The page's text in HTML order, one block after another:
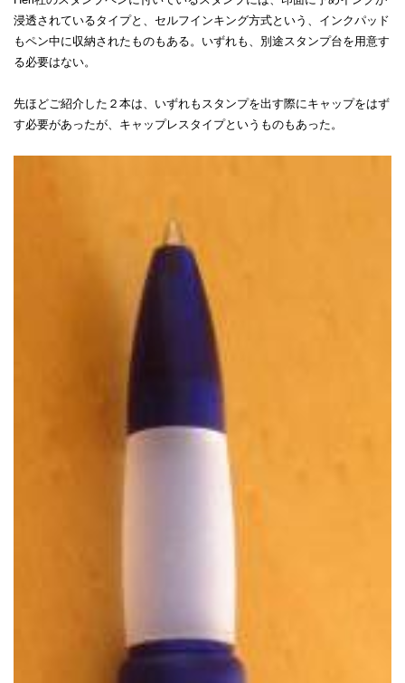
浸透されているタイプと、セルフインキング方式という、インクパッド
もペン中に収納されたものもある。いずれも、別途スタンプ台を用意す
る必要はない。
先ほどご紹介した２本は、いずれもスタンプを出す際にキャップをはず
す必要があったが、キャップレスタイプというものもあった。